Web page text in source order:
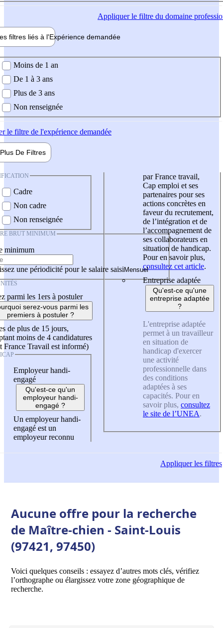
Appliquerle filtre du domaine
filtres liés à l'Expérience demandée
demandée
Moins de 1 an
De 1 à 3 ans
Plus de 3 ans
Non renseignée
le filtre de l'expérience demandée
Plus De Filtres
Cadre
Non cadre
Non renseignée
BRUT MINIMUM
minimum
une périodicité pour le salaire saisi
parmi les 1ers à postuler
serez-vous parmi les
premiers à postuler ?
de plus de 15 jours,
moins de 4 candidatures
France Travail est informé)
Employeur handi-
engagé
Qu'est-ce qu'un
employeur handi-
engagé ?
Un employeur handi-
engagé est un
employeur reconnu
par France travail,
Cap emploi et ses
partenaires pour ses
actions concrètes en
faveur du recrutement,
de l’intégration et de
l’accompagnement de
ses collaborateurs en
situation de handicap.
Pour en savoir plus,
consultez cet article.
Entreprise adaptée
Qu'est-ce qu'une
entreprise adaptée
?
L'entreprise adaptée
permet à un travailleur
en situation de
handicap d'exercer
une activité
professionnelle dans
des conditions
adaptées à ses
capacités. Pour en
savoir plus, consultez
le site de l’UNEA.
Appliquerles filtres
Aucune offre pour la recherche
de Maître-chien - Saint-Louis
(97421, 97450)
Voici quelques conseils : essayez d’autres mots clés, vérifiez
l’orthographe ou élargissez votre zone géographique de
recherche.